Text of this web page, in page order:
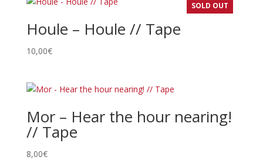
SOLD OUT
Houle – Houle // Tape
10,00€
Mor – Hear the hour nearing!
// Tape
8,00€